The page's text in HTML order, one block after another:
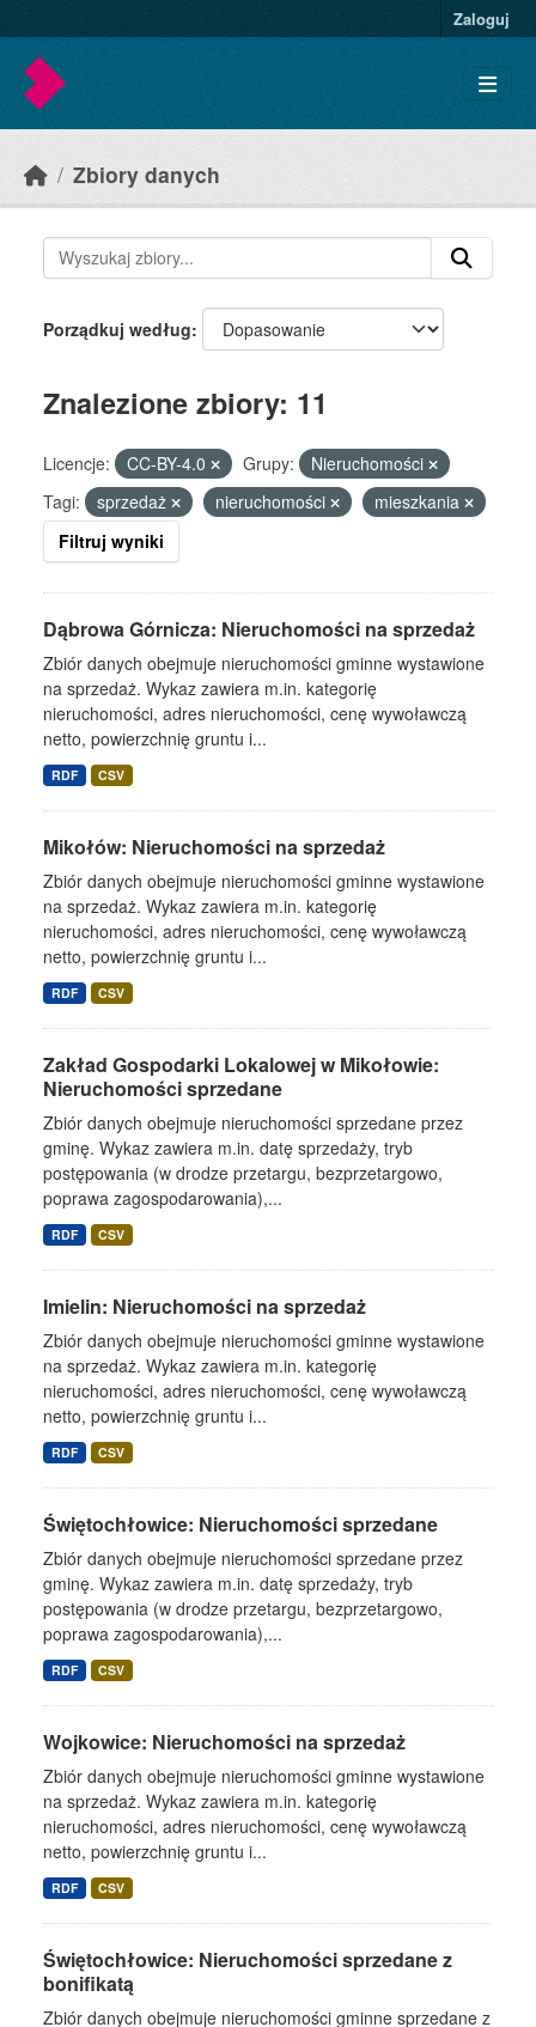
Zaloguj
Zbiory danych
Porządkuj według
Znalezione zbiory: 11
Licencje: CC-BY-4.0 Grupy:
Nieruchomości
Tagi:
sprzedaż nieruchomości
mieszkania
Filtruj wyniki
Dąbrowa Górnicza: Nieruchomości na sprzedaż
Zbiór danych obejmuje nieruchomości gminne wystawione
na sprzedaż. Wykaz zawiera m.in. kategorię
nieruchomości, adres nieruchomości, cenę wywoławczą
netto, powierzchnię gruntu i...
RDF CSV
Mikołów: Nieruchomości na sprzedaż
Zbiór danych obejmuje nieruchomości gminne wystawione
na sprzedaż. Wykaz zawiera m.in. kategorię
nieruchomości, adres nieruchomości, cenę wywoławczą
netto, powierzchnię gruntu i...
RDF CSV
Zakład Gospodarki Lokalowej w Mikołowie:
Nieruchomości sprzedane
Zbiór danych obejmuje nieruchomości sprzedane przez
gminę. Wykaz zawiera m.in. datę sprzedaży, tryb
postępowania (w drodze przetargu, bezprzetargowo,
poprawa zagospodarowania),...
RDF CSV
Imielin: Nieruchomości na sprzedaż
Zbiór danych obejmuje nieruchomości gminne wystawione
na sprzedaż. Wykaz zawiera m.in. kategorię
nieruchomości, adres nieruchomości, cenę wywoławczą
netto, powierzchnię gruntu i...
RDF CSV
Świętochłowice: Nieruchomości sprzedane
Zbiór danych obejmuje nieruchomości sprzedane przez
gminę. Wykaz zawiera m.in. datę sprzedaży, tryb
postępowania (w drodze przetargu, bezprzetargowo,
poprawa zagospodarowania),...
RDF CSV
Wojkowice: Nieruchomości na sprzedaż
Zbiór danych obejmuje nieruchomości gminne wystawione
na sprzedaż. Wykaz zawiera m.in. kategorię
nieruchomości, adres nieruchomości, cenę wywoławczą
netto, powierzchnię gruntu i...
RDF CSV
Świętochłowice: Nieruchomości sprzedane z
bonifikatą
Zbiór danych obejmuje nieruchomości gminne sprzedane z